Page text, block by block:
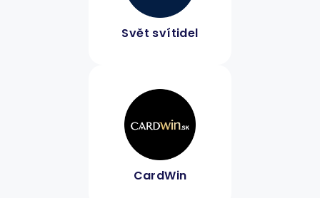
Svět svítidel
CardWin